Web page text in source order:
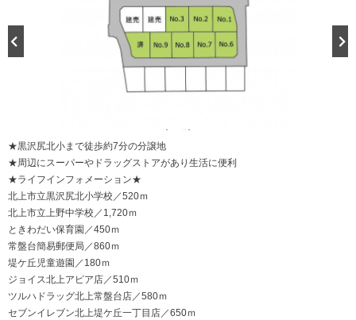
★黒沢尻北小まで徒歩約7分の分譲地
★周辺にスーパーやドラッグストアがあり生活に便利
★ライフインフォメーション★
北上市立黒沢尻北小学校／520ｍ
北上市立上野中学校／1,720ｍ
ときわだい保育園／450ｍ
常盤台簡易郵便局／860ｍ
堤ケ丘児童遊園／180ｍ
ジョイス北上アピア店／510ｍ
ツルハドラッグ北上常盤台店／580ｍ
セブンイレブン北上堤ケ丘一丁目店／650ｍ